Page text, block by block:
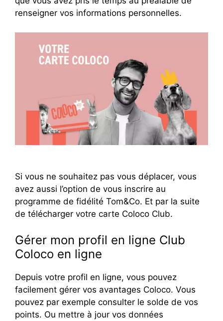
renseigner vos informations personnelles.
Si vous ne souhaitez pas vous déplacer, vous
avez aussi l’option de vous inscrire au
programme de fidélité Tom&Co. Et par la suite
de télécharger votre carte Coloco Club.
Gérer mon profil en ligne Club
Coloco en ligne
Depuis votre profil en ligne, vous pouvez
facilement gérer vos avantages Coloco. Vous
pouvez par exemple consulter le solde de vos
points. Ou mettre à jour vos données